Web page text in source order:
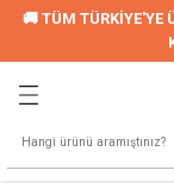
🚚 TÜM TÜRKİYE'YE